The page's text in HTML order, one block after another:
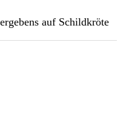
auf Schildkröte